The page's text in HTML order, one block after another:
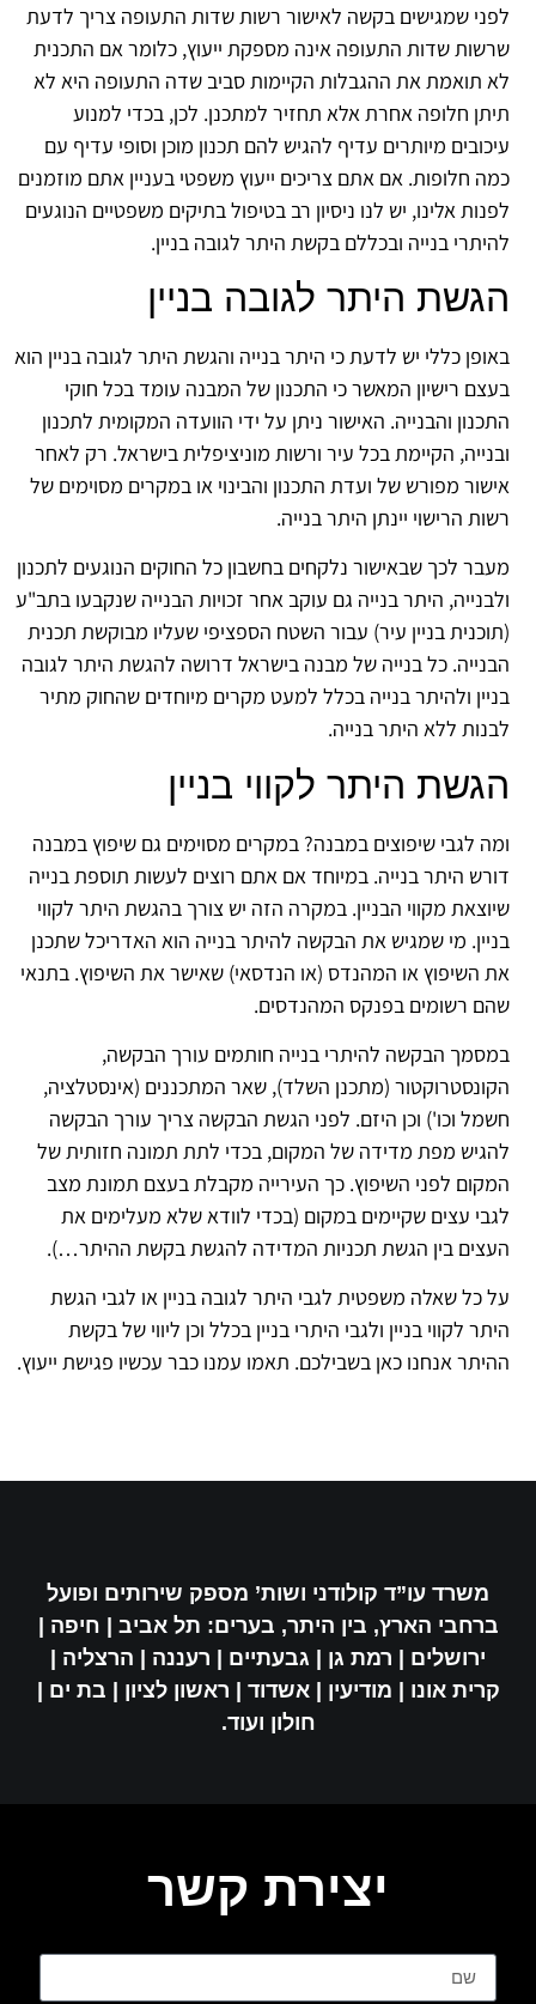
שמגישים בקשה לאישור רשות שדות התעופה צריך לדעת
שדות התעופה אינה מספקת ייעוץ, כלומר אם התכנית
תואמת את ההגבלות הקיימות סביב שדה התעופה היא לא
חלופה אחרת אלא תחזיר למתכנן. לכן, בכדי למנוע
מיותרים עדיף להגיש להם תכנון מוכן וסופי עדיף עם
חלופות. אם אתם צריכים ייעוץ משפטי בעניין אתם מוזמנים
אלינו, יש לנו ניסיון רב בטיפול בתיקים משפטיים הנוגעים
בנייה ובכללם בקשת היתר לגובה בניין.
היתר לגובה בניין
כללי יש לדעת כי היתר בנייה והגשת היתר לגובה בניין הוא
רישיון המאשר כי התכנון של המבנה עומד בכל חוקי
והבנייה. האישור ניתן על ידי הוועדה המקומית לתכנון
הקיימת בכל עיר ורשות מוניציפלית בישראל. רק לאחר
מפורש של ועדת התכנון והבינוי או במקרים מסוימים של
הרישוי יינתן היתר בנייה.
לכך שבאישור נלקחים בחשבון כל החוקים הנוגעים לתכנון
היתר בנייה גם עוקב אחר זכויות הבנייה שנקבעו בתב"ע
בניין עיר) עבור השטח הספציפי שעליו מבוקשת תכנית
כל בנייה של מבנה בישראל דרושה להגשת היתר לגובה
ולהיתר בנייה בכלל למעט מקרים מיוחדים שהחוק מתיר
ללא היתר בנייה.
היתר לקווי בניין
לגבי שיפוצים במבנה? במקרים מסוימים גם שיפוץ במבנה
היתר בנייה. במיוחד אם אתם רוצים לעשות תוספת בנייה
מקווי הבניין. במקרה הזה יש צורך בהגשת היתר לקווי
מי שמגיש את הבקשה להיתר בנייה הוא האדריכל שתכנן
השיפוץ או המהנדס (או הנדסאי) שאישר את השיפוץ. בתנאי
רשומים בפנקס המהנדסים.
הבקשה להיתרי בנייה חותמים עורך הבקשה,
(מתכנן השלד), שאר המתכננים (אינסטלציה,
וכו') וכן היזם. לפני הגשת הבקשה צריך עורך הבקשה
מפת מדידה של המקום, בכדי לתת תמונה חזותית של
לפני השיפוץ. כך העירייה מקבלת בעצם תמונת מצב
עצים שקיימים במקום (בכדי לוודא שלא מעלימים את
בין הגשת תכניות המדידה להגשת בקשת ההיתר…).
כל שאלה משפטית לגבי היתר לגובה בניין או לגבי הגשת
לקווי בניין ולגבי היתרי בניין בכלל וכן ליווי של בקשת
אנחנו כאן בשבילכם. תאמו עמנו כבר עכשיו פגישת ייעוץ.
משרד עו”ד קולודני ושות’ מספק שירותים ופועל
ברחבי הארץ, בין היתר, בערים: תל אביב | חיפה |
ירושלים | רמת גן | גבעתיים | רעננה | הרצליה |
קרית אונו | מודיעין | אשדוד | ראשון לציון | בת ים |
חולון ועוד.
יצירת קשר